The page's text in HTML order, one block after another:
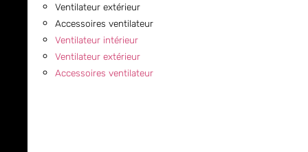
Ventilateur extérieur
Accessoires ventilateur
Ventilateur intérieur
Ventilateur extérieur
Accessoires ventilateur